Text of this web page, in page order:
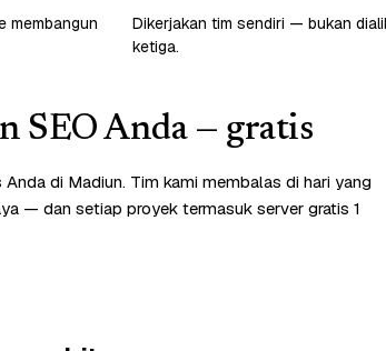
membangun
Dikerjakan tim sendiri — bukan
ketiga.
SEO Anda — gratis
di Madiun. Tim kami membalas di hari yang
— dan setiap proyek termasuk server gratis 1